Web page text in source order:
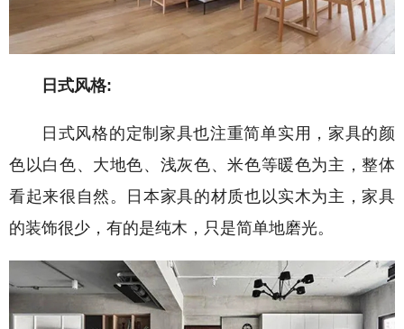
日式风格:
日式风格的定制家具也注重简单实用，家具的颜
色以白色、大地色、浅灰色、米色等暖色为主，整体
看起来很自然。日本家具的材质也以实木为主，家具
的装饰很少，有的是纯木，只是简单地磨光。